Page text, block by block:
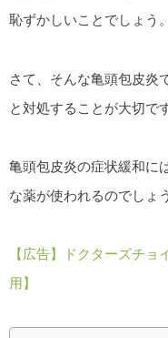
恥ずかしいことでしょう。
さて、そんな亀頭包皮炎
と対処することが大切で
亀頭包皮炎の症状緩和に
な薬が使われるのでしょ
【広告】ドクターズチ
用】